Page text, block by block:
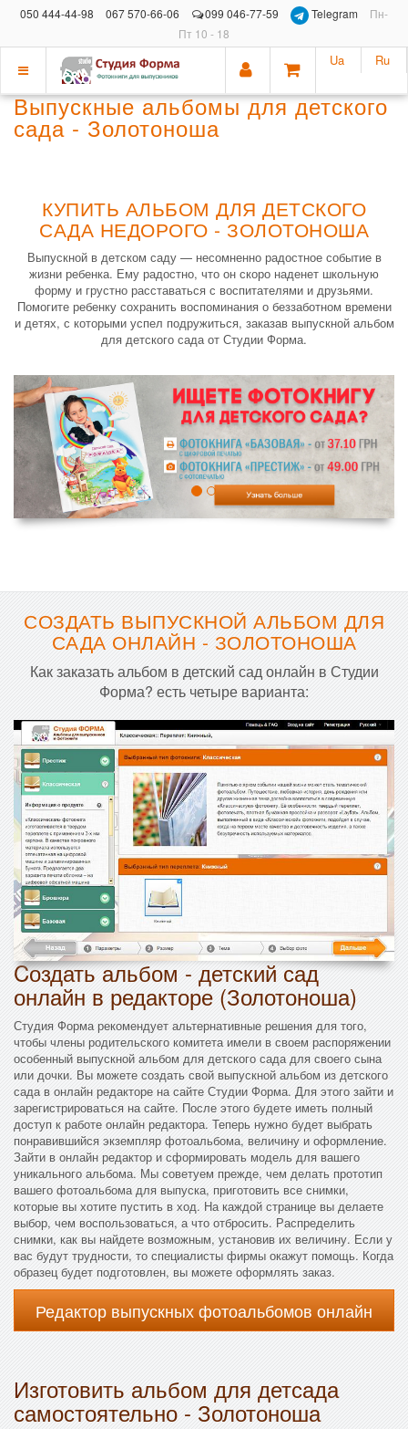
050 444-44-98 067 570-66-06 099 046-77-59 Telegram
Пн-
Пт 10 - 18
Показать
меню
Ua Ru
Выпускные альбомы для детского
сада - Золотоноша
КУПИТЬ АЛЬБОМ ДЛЯ ДЕТСКОГО
САДА НЕДОРОГО - ЗОЛОТОНОША
Выпускной в детском саду — несомненно радостное событие в
жизни ребенка. Ему радостно, что он скоро наденет школьную
форму и грустно расставаться с воспитателями и друзьями.
Помогите ребенку сохранить воспоминания о беззаботном времени
и детях, с которыми успел подружиться, заказав выпускной альбом
для детского сада от Студии Форма.
СОЗДАТЬ ВЫПУСКНОЙ АЛЬБОМ ДЛЯ
САДА ОНЛАЙН - ЗОЛОТОНОША
Как заказать альбом в детский сад онлайн в Студии
Форма? есть четыре варианта:
Cоздать альбом - детский сад
онлайн в редакторе (Золотоноша)
Студия Форма рекомендует альтернативные решения для того,
чтобы члены родительского комитета имели в своем распоряжении
особенный выпускной альбом для детского сада для своего сына
или дочки. Вы можете создать свой выпускной альбом из детского
сада в онлайн редакторе на сайте Студии Форма. Для этого зайти и
зарегистрироваться на сайте. После этого будете иметь полный
доступ к работе онлайн редактора. Теперь нужно будет выбрать
понравившийся экземпляр фотоальбома, величину и оформление.
Зайти в онлайн редактор и сформировать модель для вашего
уникального альбома. Мы советуем прежде, чем делать прототип
вашего фотоальбома для выпуска, приготовить все снимки,
которые вы хотите пустить в ход. На каждой странице вы делаете
выбор, чем воспользоваться, а что отбросить. Распределить
снимки, как вы найдете возможным, установив их величину. Если у
вас будут трудности, то специалисты фирмы окажут помощь. Когда
образец будет подготовлен, вы можете оформлять заказ.
Редактор выпускных фотоальбомов онлайн
Изготовить альбом для детсада
самостоятельно - Золотоноша